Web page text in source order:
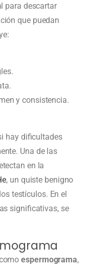
para descartar
que puedan
y consistencia.
hay dificultades
Una de las
en la
, un quiste benigno
testículos. En el
significativas, se
espermograma,